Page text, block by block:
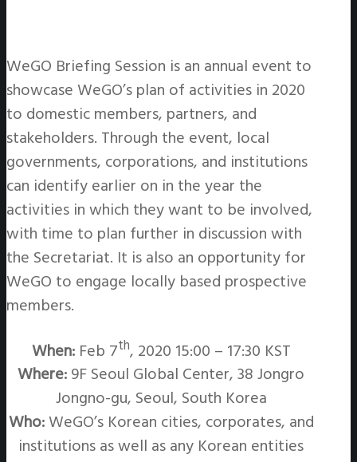
WeGO Briefing Session is an annual event to
showcase WeGO’s plan of activities in 2020
to domestic members, partners, and
stakeholders. Through the event, local
governments, corporations, and institutions
can identify earlier on in the year the
activities in which they want to be involved,
with time to plan further in discussion with
the Secretariat. It is also an opportunity for
WeGO to engage locally based prospective
members.
When: Feb 7th, 2020 15:00 – 17:30 KST
Where:9F Seoul Global Center, 38 Jongro
Jongno-gu, Seoul, South Korea
Who:WeGO’s Korean cities, corporates, and
institutions as well as any Korean entities